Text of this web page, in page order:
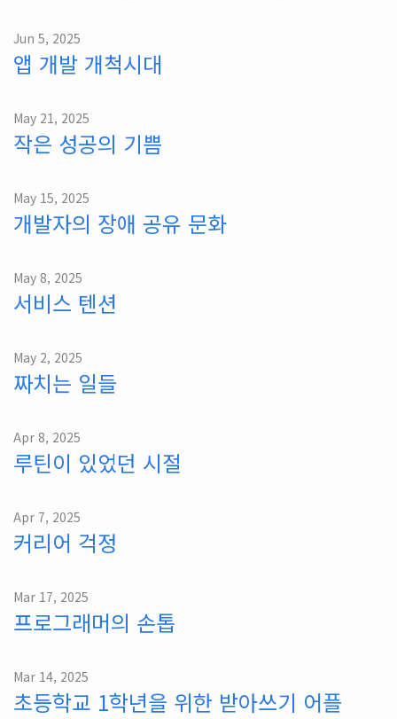
Jun 5, 2025
앱 개발 개척시대
May 21, 2025
작은 성공의 기쁨
May 15, 2025
개발자의 장애 공유 문화
May 8, 2025
서비스 텐션
May 2, 2025
짜치는 일들
Apr 8, 2025
루틴이 있었던 시절
Apr 7, 2025
커리어 걱정
Mar 17, 2025
프로그래머의 손톱
Mar 14, 2025
초등학교 1학년을 위한 받아쓰기 어플